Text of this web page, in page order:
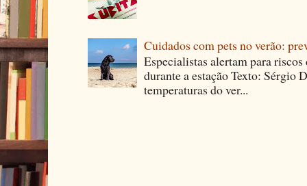
Cuidados com pets no verão:
Especialistas alertam para
durante a estação Texto: Sérgio
temperaturas do ver...